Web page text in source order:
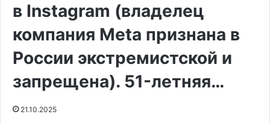
в Instagram (владелец
компания Meta признана в
России экстремистской и
запрещена). 51-летняя…
21.10.2025